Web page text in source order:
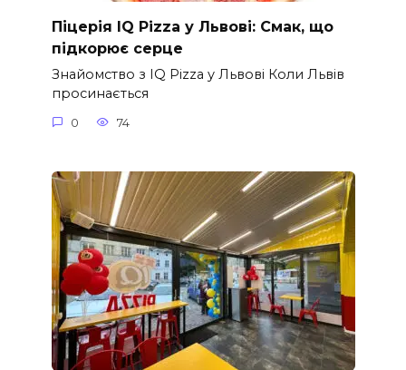
Піцерія IQ Pizza у Львові: Смак, що
підкорює серце
Знайомство з IQ Pizza у Львові Коли Львів
просинається
0 74